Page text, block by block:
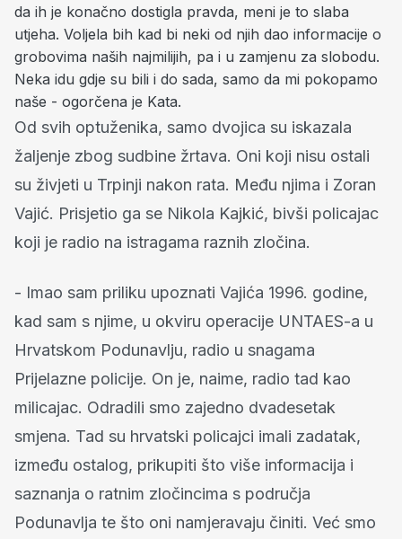
da ih je konačno dostigla pravda, meni je to slaba
utjeha. Voljela bih kad bi neki od njih dao informacije o
grobovima naših najmilijih, pa i u zamjenu za slobodu.
Neka idu gdje su bili i do sada, samo da mi pokopamo
naše - ogorčena je Kata.
Od svih optuženika, samo dvojica su iskazala
žaljenje zbog sudbine žrtava. Oni koji nisu ostali
su živjeti u Trpinji nakon rata. Među njima i Zoran
Vajić. Prisjetio ga se Nikola Kajkić, bivši policajac
koji je radio na istragama raznih zločina.
- Imao sam priliku upoznati Vajića 1996. godine,
kad sam s njime, u okviru operacije UNTAES-a u
Hrvatskom Podunavlju, radio u snagama
Prijelazne policije. On je, naime, radio tad kao
milicajac. Odradili smo zajedno dvadesetak
smjena. Tad su hrvatski policajci imali zadatak,
između ostalog, prikupiti što više informacija i
saznanja o ratnim zločincima s područja
Podunavlja te što oni namjeravaju činiti. Već smo